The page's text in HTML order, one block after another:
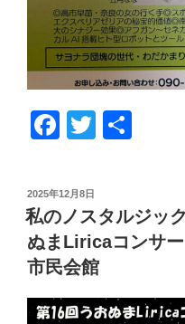
F
c
e
b
o
o
T
er
投
稿
日:
2025年12月8日
私のノスタルジッ
ぬまLiricaコンサ
市民会館